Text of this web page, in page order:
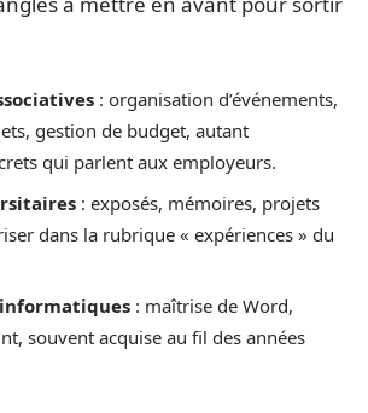
: organisation d’événements,
gestion de budget, autant
qui parlent aux employeurs.
: exposés, mémoires, projets
dans la rubrique « expériences » du
: maîtrise de Word,
souvent acquise au fil des années